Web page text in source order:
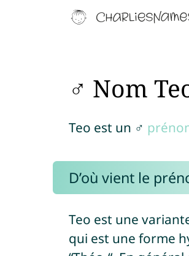
♂ Nom
Teo est un ♂
D’où vient le
Teo est une
qui est une forme